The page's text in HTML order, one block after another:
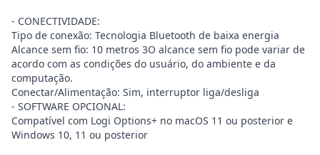
- CONECTIVIDADE:
Tipo de conexão: Tecnologia Bluetooth de baixa energia
Alcance sem fio: 10 metros 3O alcance sem fio pode variar de
acordo com as condições do usuário, do ambiente e da
computação.
Conectar/Alimentação: Sim, interruptor liga/desliga
- SOFTWARE OPCIONAL:
Compatível com Logi Options+ no macOS 11 ou posterior e
Windows 10, 11 ou posterior